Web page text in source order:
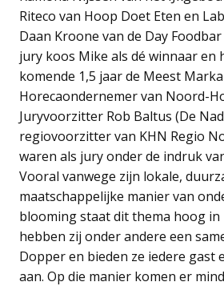
Riteco van Hoop Doet Eten en
Daan Kroone van de Day
jury koos Mike als dé winnaar en
komende 1,5 jaar de Meest
Horecaondernemer van Noord-
Juryvoorzitter Rob Baltus (De
regiovoorzitter van KHN Regio
waren als jury onder de indruk
Vooral vanwege zijn lokale,
maatschappelijke manier van
blooming staat dit thema hoog in
hebben zij onder andere een
Dopper en bieden ze iedere gast
aan. Op die manier komen er